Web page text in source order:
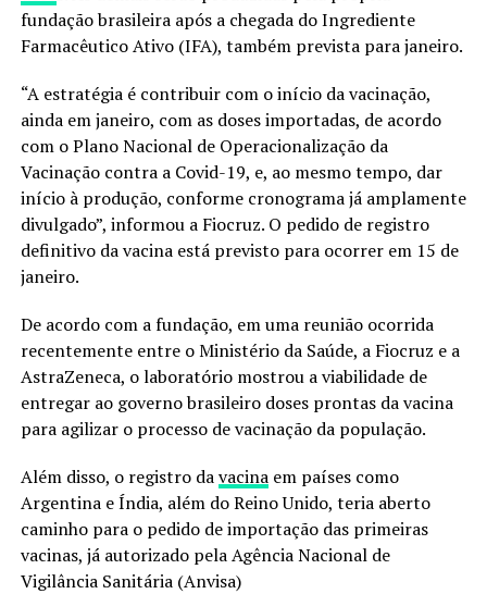
fundação brasileira após a chegada do Ingrediente
Farmacêutico Ativo (IFA), também prevista para janeiro.
“A estratégia é contribuir com o início da vacinação,
ainda em janeiro, com as doses importadas, de acordo
com o Plano Nacional de Operacionalização da
Vacinação contra a Covid-19, e, ao mesmo tempo, dar
início à produção, conforme cronograma já amplamente
divulgado”, informou a Fiocruz. O pedido de registro
definitivo da vacina está previsto para ocorrer em 15 de
janeiro.
De acordo com a fundação, em uma reunião ocorrida
recentemente entre o Ministério da Saúde, a Fiocruz e a
AstraZeneca, o laboratório mostrou a viabilidade de
entregar ao governo brasileiro doses prontas da vacina
para agilizar o processo de vacinação da população.
Além disso, o registro davacinaem países como
Argentina e Índia, além do Reino Unido, teria aberto
caminho para o pedido de importação das primeiras
vacinas, já autorizado pela Agência Nacional de
Vigilância Sanitária (Anvisa)